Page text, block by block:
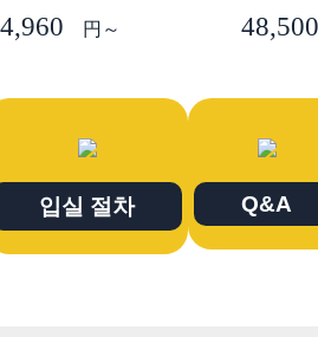
円～
48,500
입실 절차 Q&A